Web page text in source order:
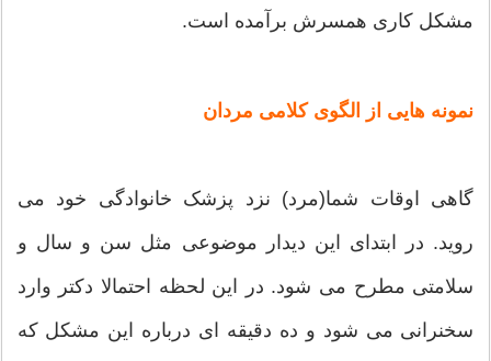
مشکل کاری همسرش برآمده است.
نمونه هایی از الگوی کلامی مردان
گاهی اوقات شما(مرد) نزد پزشک خانوادگی خود می
روید. در ابتدای این دیدار موضوعی مثل سن و سال و
سلامتی مطرح می شود. در این لحظه احتمالا دکتر وارد
سخنرانی می شود و ده دقیقه ای درباره این مشکل که